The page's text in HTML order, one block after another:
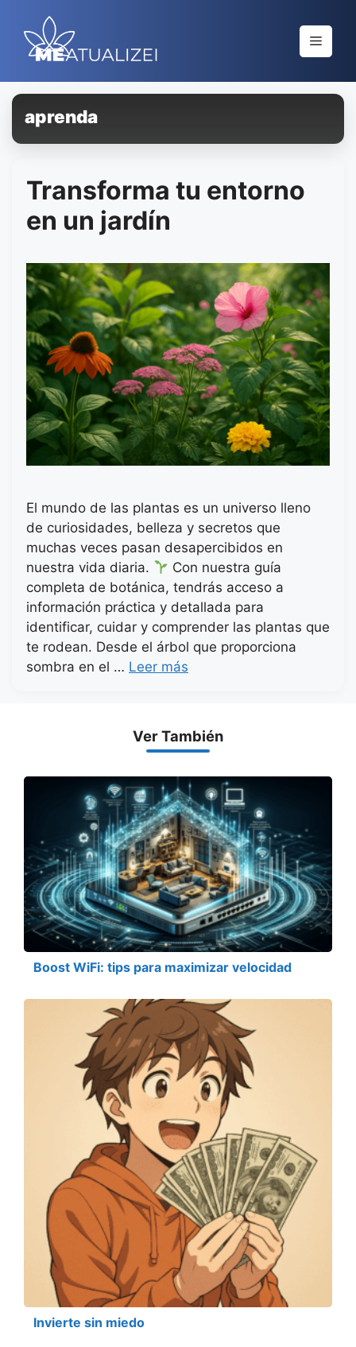
contenido
Menú
aprenda
Transforma tu entorno
en un jardín
El mundo de las plantas es un universo lleno
de curiosidades, belleza y secretos que
muchas veces pasan desapercibidos en
nuestra vida diaria.
Con nuestra guía
completa de botánica, tendrás acceso a
información práctica y detallada para
identificar, cuidar y comprender las plantas que
te rodean. Desde el árbol que proporciona
sombra en el … Leer más
Ver También
Boost WiFi: tips para maximizar velocidad
Invierte sin miedo